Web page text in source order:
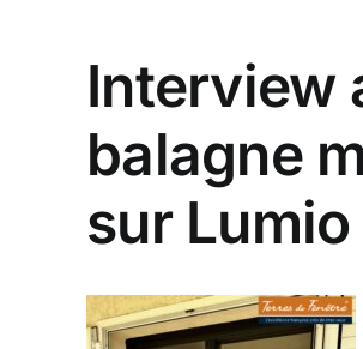
Interview
balagne
sur Lumio